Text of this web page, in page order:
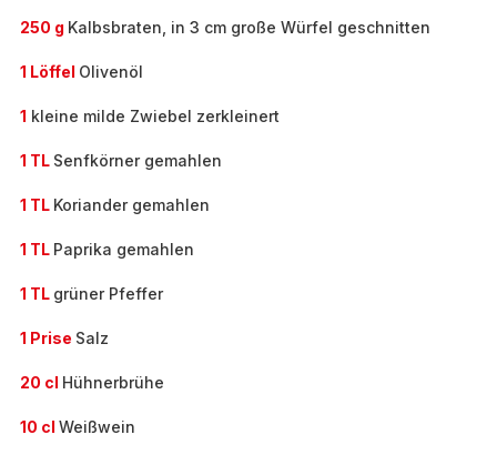
250 g Kalbsbraten, in 3 cm große Würfel geschnitten
1 Löffel Olivenöl
1 kleine milde Zwiebel zerkleinert
1 TL Senfkörner gemahlen
1 TL Koriander gemahlen
1 TL Paprika gemahlen
1 TL grüner Pfeffer
1 Prise Salz
20 cl Hühnerbrühe
10 cl Weißwein